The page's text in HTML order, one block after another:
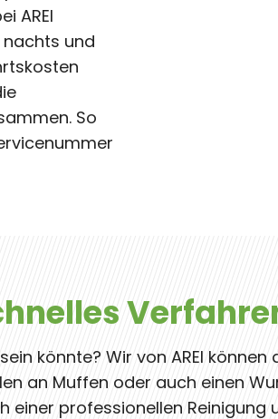
AREI
und
So
könnte? Wir von AREI können
an Muffen oder auch einen
einer professionellen Reinigung